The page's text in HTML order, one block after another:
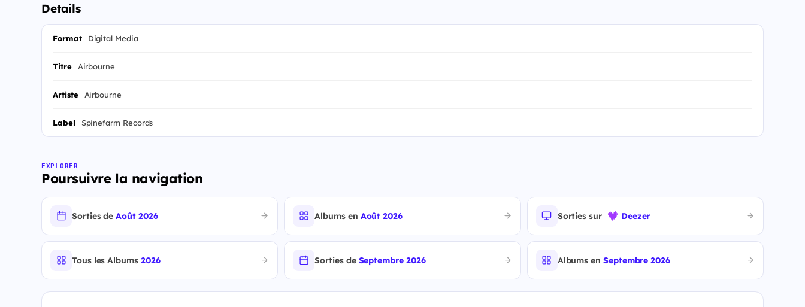
Details
Format Digital Media
Titre Airbourne
Artiste Airbourne
Label Spinefarm Records
EXPLORER
Poursuivre la navigation
Sorties deAoût 2026 Albums en Août 2026 Sorties sur Deezer
Tous les Albums 2026 Sorties de Septembre 2026 Albums en Septembre 2026